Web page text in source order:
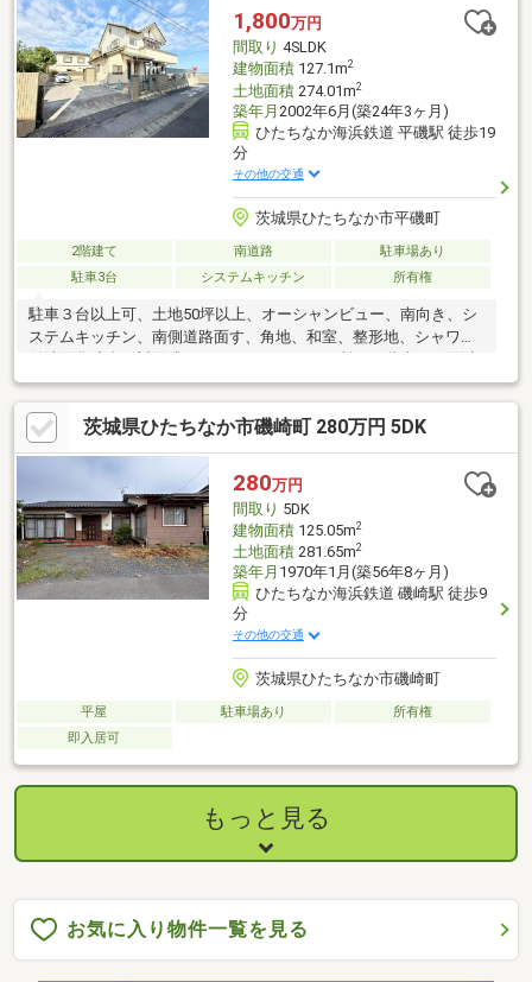
お気軽にお問合せください「お客様への３の約束」2年間保証があ
るので安心！誠実敏速に対応いたします※価格には消費税、リフ
ォーム費用を含みます
1,800万円
間取り 4SLDK
建物面積127.1m2
土地面積274.01m2
築年月 2002年6月(築24年3ヶ月)
ひたちなか海浜鉄道 平磯駅 徒歩19
分
その他の交通
茨城県ひたちなか市平磯町
2階建て 南道路
駐車場あり
駐車3台
システムキッチン 所有権
駐車３台以上可、土地50坪以上、オーシャンビュー、南向き、シ
ステムキッチン、南側道路面す、角地、和室、整形地、シャワー
上バルコニー、南面バルコニー、浴室に窓、ＴＶモニタ付インタ
ーホン、通風良好、ウッドデッキ、平坦地、納戸
茨城県ひたちなか市磯崎町 280万円 5DK
280万円
間取り 5DK
建物面積125.05m2
土地面積281.65m2
築年月 1970年1月(築56年8ヶ月)
ひたちなか海浜鉄道 磯崎駅 徒歩9
分
その他の交通
茨城県ひたちなか市磯崎町
平屋 駐車場あり
所有権
即入居可
もっと見る
お気に入り物件一覧を見る